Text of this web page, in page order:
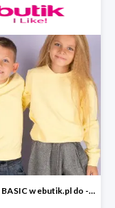
Kolekcja BASIC w ebutik.pl do -70%